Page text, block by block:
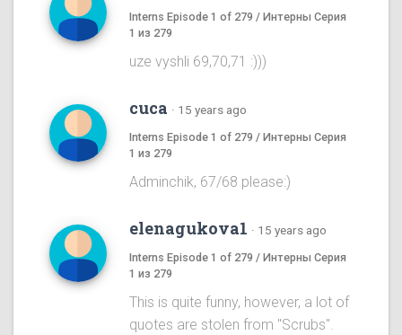
Interns Episode 1 of 279 / Интерны Серия
1 из 279
uze vyshli 69,70,71 :)))
cuca · 15 years ago
Interns Episode 1 of 279 / Интерны Серия
1 из 279
Adminchik, 67/68 please:)
elenagukova1 · 15 years ago
Interns Episode 1 of 279 / Интерны Серия
1 из 279
This is quite funny, however, a lot of
quotes are stolen from "Scrubs".